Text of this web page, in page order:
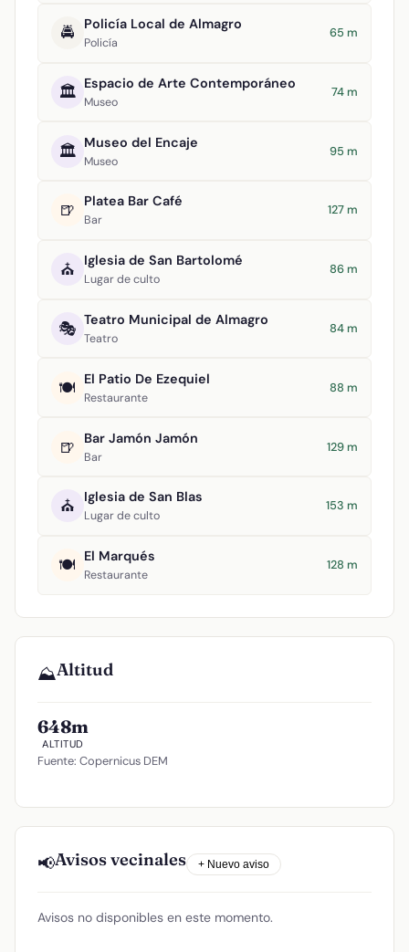
🚔 Policía Local de Almagro
Policía
65 m
🏛️ Espacio de Arte Contemporáneo
Museo
74 m
🏛️ Museo del Encaje
Museo
95 m
🍺 Platea Bar Café
Bar
127 m
⛪ Iglesia de San Bartolomé
Lugar de culto
86 m
🎭 Teatro Municipal de Almagro
Teatro
84 m
🍽️ El Patio De Ezequiel
Restaurante
88 m
🍺 Bar Jamón Jamón
Bar
129 m
⛪ Iglesia de San Blas
Lugar de culto
153 m
🍽️ El Marqués
Restaurante
128 m
⛰️Altitud
648m
ALTITUD
Fuente: Copernicus DEM
📢Avisos vecinales + Nuevo aviso
Avisos no disponibles en este momento.